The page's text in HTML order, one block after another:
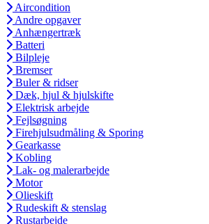
Aircondition
Andre opgaver
Anhængertræk
Batteri
Bilpleje
Bremser
Buler & ridser
Dæk, hjul & hjulskifte
Elektrisk arbejde
Fejlsøgning
Firehjulsudmåling & Sporing
Gearkasse
Kobling
Lak- og malerarbejde
Motor
Olieskift
Rudeskift & stenslag
Rustarbejde